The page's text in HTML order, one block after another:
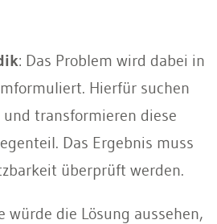
: Das Problem wird dabei in
Hierfür suchen
und transformieren diese
Das Ergebnis muss
überprüft werden.
würde die Lösung aussehen,